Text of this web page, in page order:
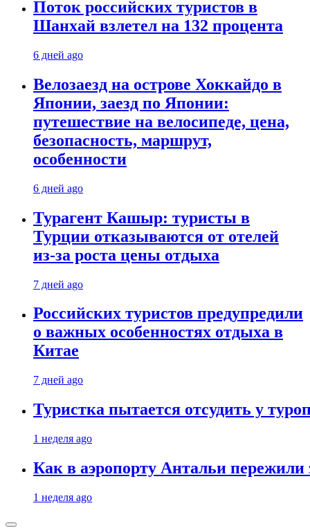
Поток российских туристов в
Шанхай взлетел на 132 процента
6 дней ago
Велозаезд на острове Хоккайдо в
Японии, заезд по Японии:
путешествие на велосипеде, цена,
безопасность, маршрут,
особенности
6 дней ago
Турагент Кашыр: туристы в
Турции отказываются от отелей
из-за роста цены отдыха
7 дней ago
Российских туристов предупредили
о важных особенностях отдыха в
Китае
7 дней ago
Туристка пытается отсудить у
1 неделя ago
Как в аэропорту Антальи
1 неделя ago